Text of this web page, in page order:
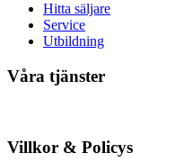
Hitta säljare
Service
Utbildning
Våra tjänster
Villkor & Policys